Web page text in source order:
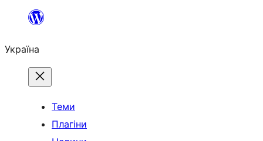
Перейти
вмісту
Україна
Теми
Плагіни